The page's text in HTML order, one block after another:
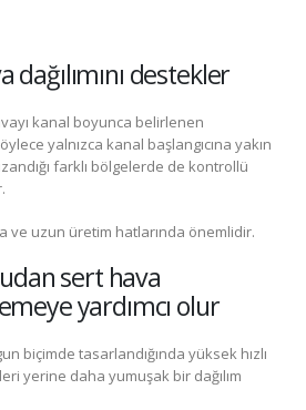
destekler
kanal boyunca belirlenen
yalnızca kanal başlangıcına yakın
farklı bölgelerde de kontrollü
ve uzun üretim hatlarında önemlidir.
sert hava
yardımcı olur
biçimde tasarlandığında yüksek hızlı
yerine daha yumuşak bir dağılım